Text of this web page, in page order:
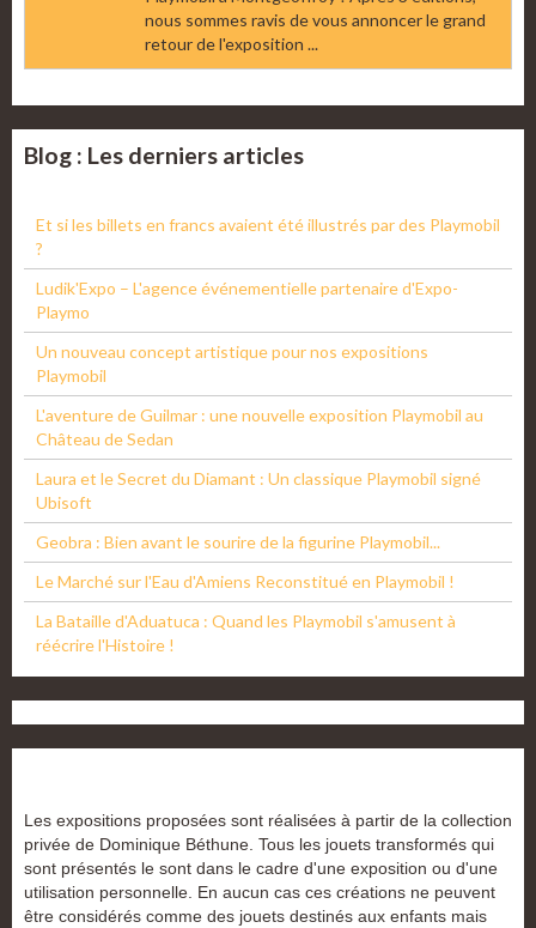
nous sommes ravis de vous annoncer le grand
retour de l'exposition ...
Blog : Les derniers articles
Et si les billets en francs avaient été illustrés par des Playmobil
?
Ludik'Expo – L'agence événementielle partenaire d'Expo-
Playmo
Un nouveau concept artistique pour nos expositions
Playmobil
L'aventure de Guilmar : une nouvelle exposition Playmobil au
Château de Sedan
Laura et le Secret du Diamant : Un classique Playmobil signé
Ubisoft
Geobra : Bien avant le sourire de la figurine Playmobil...
Le Marché sur l'Eau d'Amiens Reconstitué en Playmobil !
La Bataille d'Aduatuca : Quand les Playmobil s'amusent à
réécrire l'Histoire !
Les expositions proposées sont réalisées à partir de la collection
privée de Dominique Béthune. Tous les jouets transformés qui
sont présentés le sont dans le cadre d'une exposition ou d'une
utilisation personnelle. En aucun cas ces créations ne peuvent
être considérés comme des jouets destinés aux enfants mais